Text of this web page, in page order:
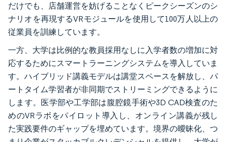
だけでも、店舗運営を妨げることなくピークシーズンのシ
ナリオを再現するVRモジュールを使用して100万人以上の
従業員を訓練しています。
一方、大学は比例的な教員採用なしに入学者数の増加に対
応するためにスマートラーニングシステムを導入していま
す。ハイブリッド講義モデルは講堂スペースを解放し、パ
ートタイム学習者が非同期でストリーミングできるように
します。医学部や工学部は腹腔鏡手術や3D CAD検査のた
めのVRラボをパイロット導入し、オンライン講義が残し
た実践要件のギャップを埋めています。境界の曖昧化、つ